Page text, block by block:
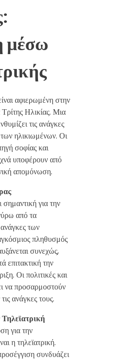
μέσω
αφιερωμένη στην
Ηλικίας. Μια
τις ανάγκες
των ηλικιωμένων. Οι
σοφίας και
υποφέρουν από
απομόνωση.
για την
από τα
των
πληθυσμός
συνεχώς,
επιτακτική την
Οι πολιτικές και
να προσαρμοστούν
ανάγκες τους.
για την
η τηλεϊατρική.
συνδυάζει